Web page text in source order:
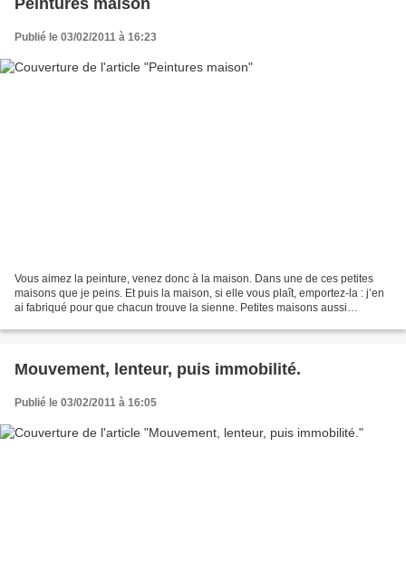
Publié le 03/02/2011 à 16:23
Vous aimez la peinture, venez donc à la maison. Dans une de ces petites
maisons que je peins. Et puis la maison, si elle vous plaît, emportez-la : j’en
ai fabriqué pour que chacun trouve la sienne. Petites maisons aussi
Mouvement, lenteur, puis immobilité.
Publié le 03/02/2011 à 16:05